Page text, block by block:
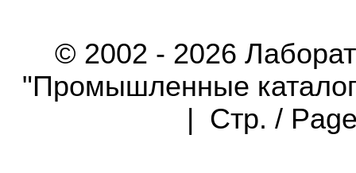
© 2002 - 2026
"Промышленные
| Стр. /